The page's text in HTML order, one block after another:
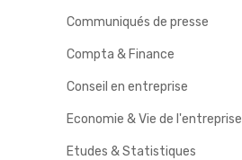
Communiqués de presse
Compta & Finance
Conseil en entreprise
Economie & Vie de l'entreprise
Etudes & Statistiques